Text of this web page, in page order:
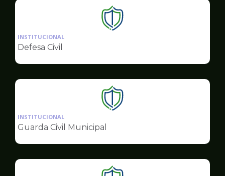
Ilustração
da
Segurança
INSTITUCIONAL
Defesa Civil
Ilustração
da
Segurança
INSTITUCIONAL
Guarda Civil Municipal